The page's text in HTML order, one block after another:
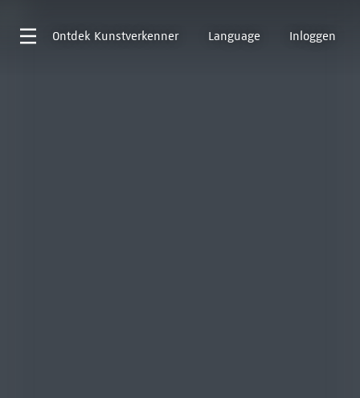
Ontdek Kunstverkenner Language Inloggen